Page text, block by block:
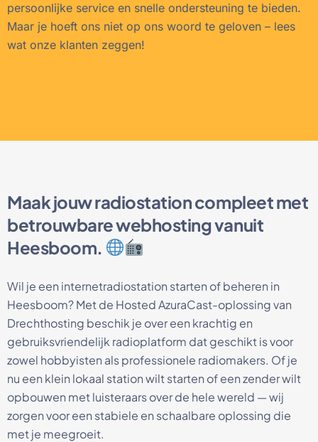
persoonlijke service en snelle ondersteuning te bieden.
Maar je hoeft ons niet op ons woord te geloven – lees
wat onze klanten zeggen!
Maak jouw radiostation compleet met
betrouwbare webhosting vanuit
Heesboom.
Wil je een internetradiostation starten of beheren in
Heesboom? Met de Hosted AzuraCast-oplossing van
Drechthosting beschik je over een krachtig en
gebruiksvriendelijk radioplatform dat geschikt is voor
zowel hobbyisten als professionele radiomakers. Of je
nu een klein lokaal station wilt starten of een zender wilt
opbouwen met luisteraars over de hele wereld — wij
zorgen voor een stabiele en schaalbare oplossing die
met je meegroeit.